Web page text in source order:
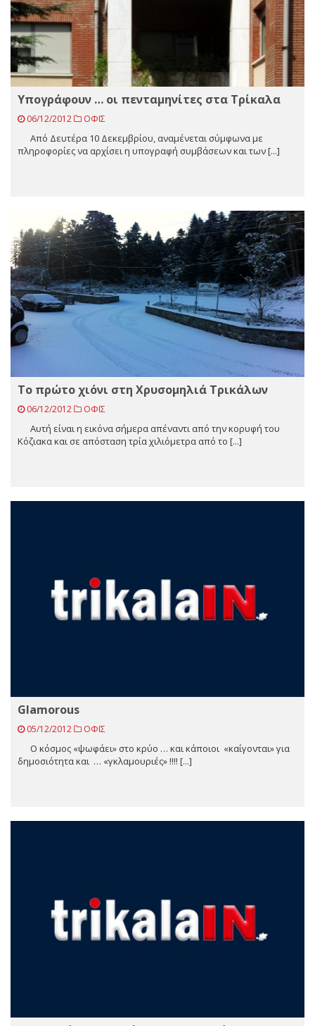
Yπογράφουν … οι πενταμηνίτες στα Τρίκαλα
06/12/2012 ΟΦΙΣ
Από Δευτέρα 10 Δεκεμβρίου, αναμένεται σύμφωνα με
πληροφορίες να αρχίσει η υπογραφή συμβάσεων και των [...]
To πρώτο χιόνι στη Χρυσομηλιά Τρικάλων
06/12/2012 ΟΦΙΣ
Aυτή είναι η εικόνα σήμερα απέναντι από την κορυφή του
Κόζιακα και σε απόσταση τρία χιλιόμετρα από το [...]
Glamorous
05/12/2012 ΟΦΙΣ
Ο κόσμος «ψωφάει» στο κρύο … και κάποιοι «καίγονται» για
δημοσιότητα και … «γκλαμουριές» !!!! [...]